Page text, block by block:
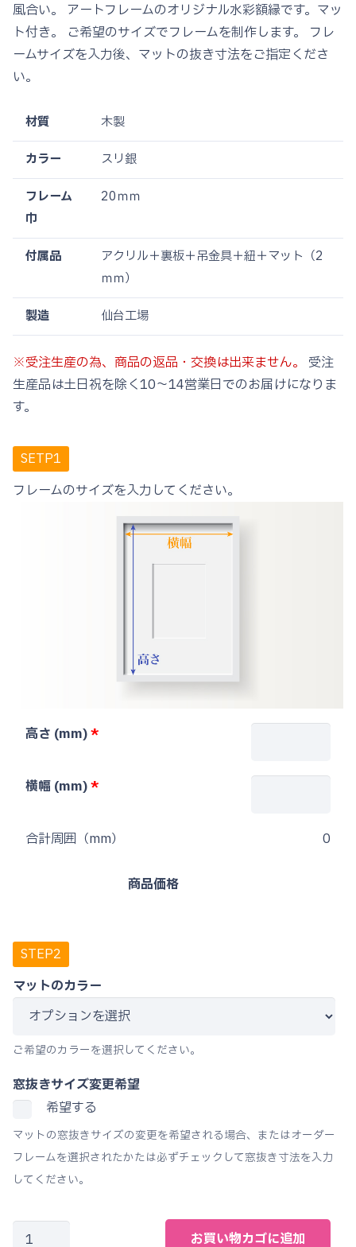
風合い。 アートフレームのオリジナル水彩額縁です。マッ
ト付き。 ご希望のサイズでフレームを制作します。 フレ
ームサイズを入力後、マットの抜き寸法をご指定くださ
い。
材質 木製
カラー スリ銀
フレーム
巾
20ｍｍ
付属品
アクリル＋裏板＋吊金具＋紐＋マット（2
ｍｍ）
製造 仙台工場
※受注生産の為、商品の返品・交換は出来ません。
受注
生産品は土日祝を除く10〜14営業日でのお届けになりま
す。
SETP1
フレームのサイズを入力してください。
高さ (mm)
横幅 (mm)
合計周囲（mm） 0
商品価格
マットのカラー
ご希望のカラーを選択してください。
窓抜きサイズ変更希望
希望する
マットの窓抜きサイズの変更を希望される場合、またはオーダー
フレームを選択されたかたは必ずチェックして窓抜き寸法を入力
してください。
お買い物カゴに追加